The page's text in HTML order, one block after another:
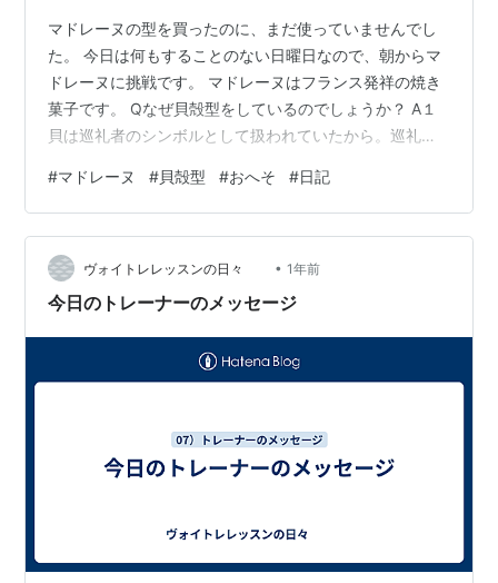
マドレーヌの型を買ったのに、まだ使っていませんでし
た。 今日は何もすることのない日曜日なので、朝からマ
ドレーヌに挑戦です。 マドレーヌはフランス発祥の焼き
菓子です。 Qなぜ貝殻型をしているのでしょうか？ A１
貝は巡礼者のシンボルとして扱われていたから。巡礼者
A２ マドレーヌという女性が有り合わせの材料でお菓子
を作ることになり、貝殻型を使って黄金色に輝くケーキ
を作ったことから。 マドレーヌ 《材料》シェル型10個分
卵1個 グラニュー糖60g→50g 無塩バター60g はちみつ
10g A薄力粉60g ベーキングパウダー1.5g バニラオイル
#マドレーヌ #貝殻型 #おへそ #日記
ヴォイトレレッスンの日々 • 1年前
今日のトレーナーのメッセージ